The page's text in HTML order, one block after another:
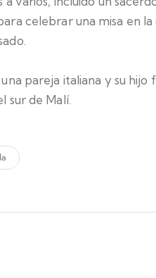
celebrar una misa en
pareja italiana y su
sur de Malí.